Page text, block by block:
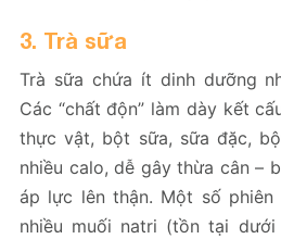
3. Trà sữa
Trà sữa chứa ít dinh dưỡng
Các “chất độn” làm dày kết
thực vật, bột sữa, sữa đặc,
nhiều calo, dễ gây thừa cân –
áp lực lên thận. Một số
nhiều muối natri (tồn tại